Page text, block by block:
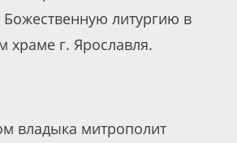
литургию в
храме г. Ярославля.
владыка митрополит